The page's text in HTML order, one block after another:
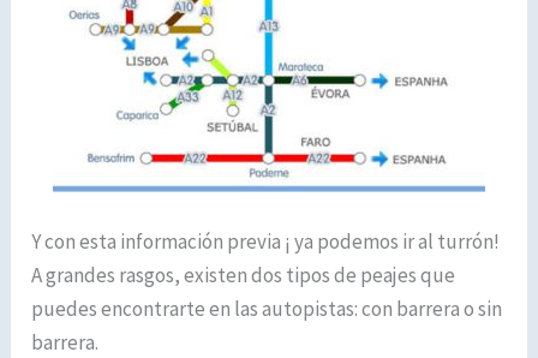
Y con esta información previa ¡ ya podemos ir al turrón!
A grandes rasgos, existen dos tipos de peajes que
puedes encontrarte en las autopistas: con barrera o sin
barrera.